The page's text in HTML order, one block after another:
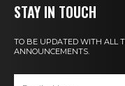
STAY IN TOUCH
TO BE UPDATED WITH ALL
ANNOUNCEMENTS.